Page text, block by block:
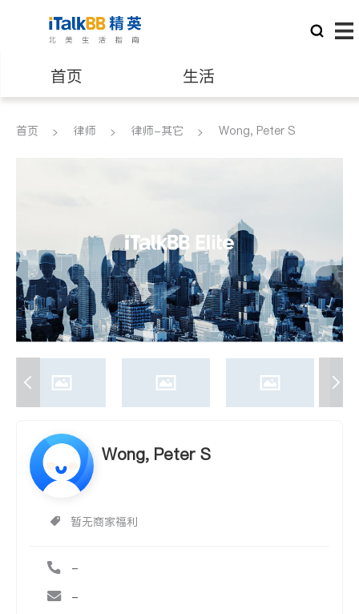
首页 生活
医生 律师
会计师
建筑装修
首页 律师 律师-其它 Wong, Peter S
Wong, Peter S
暂无商家福利
-
-